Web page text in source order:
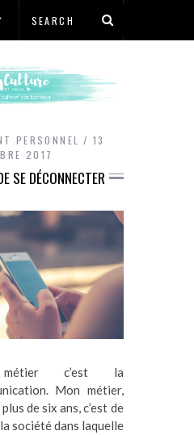
PERSONNEL
13
2017
SE DÉCONNECTER
c’est la
Mon métier,
de six ans, c’est de
société dans laquelle